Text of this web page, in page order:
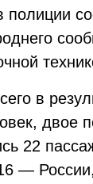
в
двое
22
—